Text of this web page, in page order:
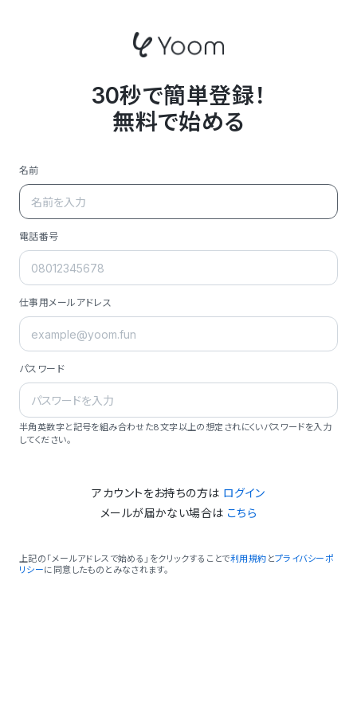
30秒で簡単登録！
無料で始める
名前
電話番号
仕事用メールアドレス
パスワード
半角英数字と記号を組み合わせた8文字以上の想定されにくいパスワードを入力
してください。
アカウントをお持ちの方は ログイン
メールが届かない場合は こちら
上記の「メールアドレスで始める」をクリックすることで利用規約 とプライバシーポ
リシーに同意したものとみなされます。